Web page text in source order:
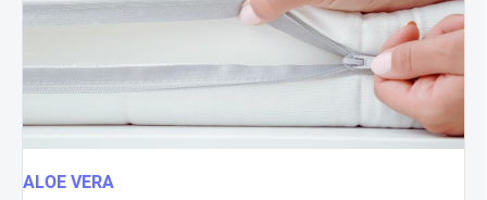
ALOE VERA